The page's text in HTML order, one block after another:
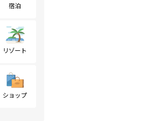
宿泊
リゾート
ショップ